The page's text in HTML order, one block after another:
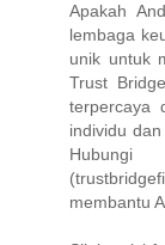
Apakah
lembaga
unik untuk
Trust
terpercaya
individu
membantu